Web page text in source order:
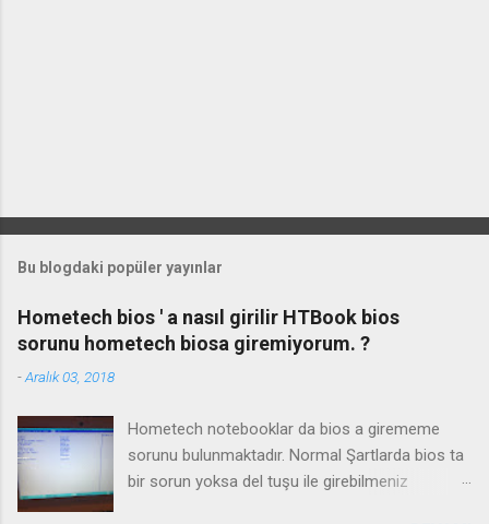
Bu blogdaki popüler yayınlar
Hometech bios ' a nasıl girilir HTBook bios
sorunu hometech biosa giremiyorum. ?
-Aralık 03, 2018
Hometech notebooklar da bios a girememe
sorunu bulunmaktadır. Normal Şartlarda bios ta
bir sorun yoksa del tuşu ile girebilmeniz